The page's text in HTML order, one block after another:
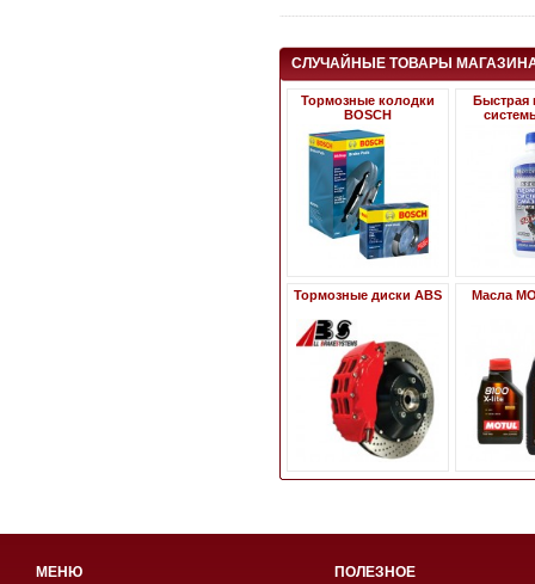
СЛУЧАЙНЫЕ ТОВАРЫ
Тормозные колодки
BOSCH
Быстрая
Тормозные диски ABS Масла
МЕНЮ
ПОЛЕЗНОЕ